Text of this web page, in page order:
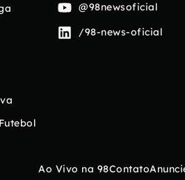
@98newsoficial
/98-news-oficial
Ao Vivo na 98Contato